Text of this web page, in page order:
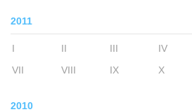
2011
I II III IV
VII
VIII IX X
2010